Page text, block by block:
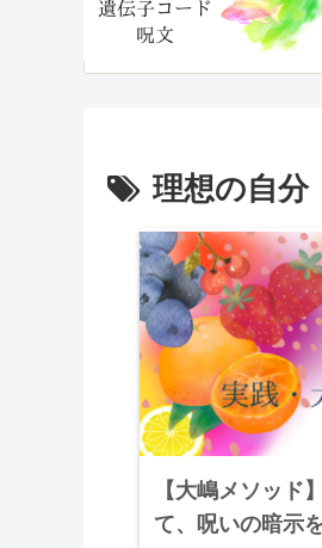
理想の自分
【大嶋メソッド
て、呪いの暗示